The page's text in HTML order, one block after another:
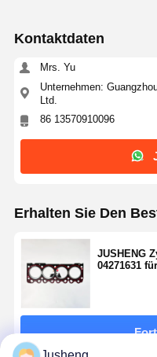
Kontaktdaten
Mrs. Yu
Unternehmen:
Ltd.
86 13570910096
Erhalten Sie Den
JUSHENG
04271631